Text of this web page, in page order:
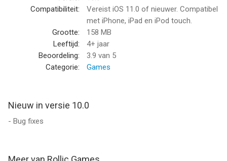
Best free, fun idle digging game from Rollic.
Check out this fun idle digging game!
Oil Well Drilling van Rollic Games is een app voor iPhone, iPad
Informatie voor Oil Well Drillingis het laatst vergeleken op 8 Aug
om 18:14.
Compatibiliteit:
Vereist iOS 11.0 of nieuwer. Compatibel
met iPhone, iPad en iPod touch.
Grootte:
158 MB
Leeftijd:
4+ jaar
Beoordeling:
3.9 van 5
Categorie:
Games
Nieuw in versie 10.0
- Bug fixes